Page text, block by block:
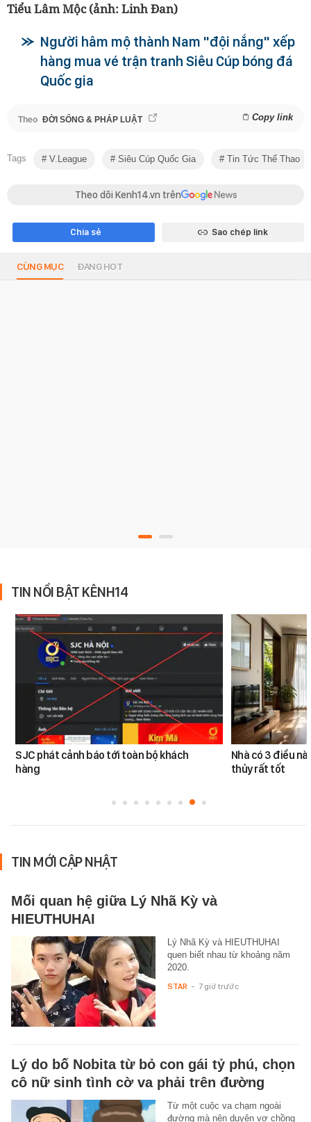
Tiểu Lâm Mộc (ảnh: Linh Đan)
Người hâm mộ thành Nam "đội nắng" xếp
hàng mua vé trận tranh Siêu Cúp bóng đá
Quốc gia
Theo ĐỜI SỐNG & PHÁP LUẬT Copy link
Tags V.League Siêu Cúp Quốc Gia Tin Tức Thể Thao
Theo dõi Kenh14.vn trên
Chia sẻ Sao chép link
CÙNG MỤC ĐANG HOT
TIN NỔI BẬT KÊNH14
SJC phát cảnh báo tới toàn bộ khách
hàng
Nhà có 3 điều
thủy rất tốt
TIN MỚI CẬP NHẬT
Mối quan hệ giữa Lý Nhã Kỳ và
HIEUTHUHAI
Lý Nhã Kỳ và HIEUTHUHAI
quen biết nhau từ khoảng năm
2020.
STAR - 7 giờ trước
Lý do bố Nobita từ bỏ con gái tỷ phú, chọn
cô nữ sinh tình cờ va phải trên đường
Từ một cuộc va chạm ngoài
đường mà nên duyên vợ chồng